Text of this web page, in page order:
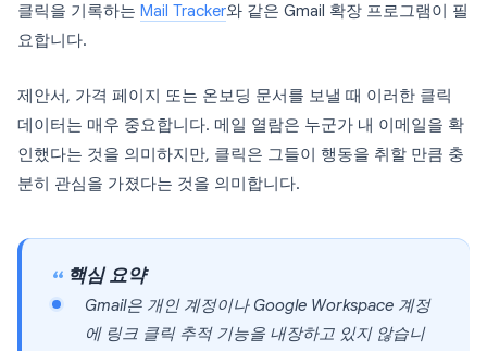
클릭을 기록하는 Mail Tracker와 같은 Gmail 확장 프로그램이 필
요합니다.
제안서, 가격 페이지 또는 온보딩 문서를 보낼 때 이러한 클릭
데이터는 매우 중요합니다. 메일 열람은 누군가 내 이메일을 확
인했다는 것을 의미하지만, 클릭은 그들이 행동을 취할 만큼 충
분히 관심을 가졌다는 것을 의미합니다.
핵심 요약
Gmail은 개인 계정이나 Google Workspace 계정
에 링크 클릭 추적 기능을 내장하고 있지 않습니